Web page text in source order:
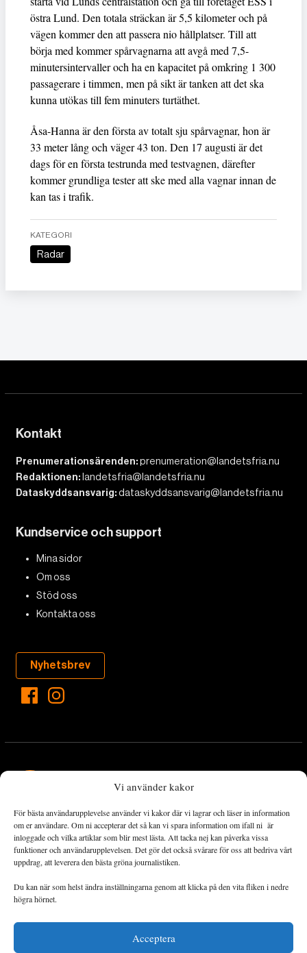
Vi använder kakor
För bästa användarupplevelse använder vi kakor där vi lagrar och läser in information
om er användare. Om ni accepterar det så kan vi spara information om ifall ni är
inloggade och vilka artiklar som blir mest lästa. Att tacka nej kan påverka vissa
funktioner och användarupplevelsen. Det gör det också svårare för oss att bedriva vårt
uppdrag, att leverera den bästa gröna journalistiken.
Du kan när som helst ändra inställningarna genom att klicka på den vita fliken i nedre
högra hörnet.
Acceptera
östra Lund. Den totala sträckan är 5,5 kilometer och på
vägen kommer den att passera nio hållplatser. Till att
börja med kommer spårvagnarna att avgå med 7,5-
minutersintervaller och ha en kapacitet på omkring 1 300
passagerare i timmen, men på sikt är tanken att det ska
kunna utökas till fem minuters turtäthet.
Åsa-Hanna är den första av totalt sju spårvagnar, hon är
33 meter lång och väger 43 ton. Den 17 augusti är det
dags för en första testrunda med testvagnen, därefter
kommer grundliga tester att ske med alla vagnar innan de
kan tas i trafik.
KATEGORI
Radar
Kontakt
Prenumerationsärenden:prenumeration@landetsfria.nu
Redaktionen: landetsfria@landetsfria.nu
Dataskyddsansvarig:dataskyddsansvarig@landetsfria.nu
Kundservice och support
Mina sidor
Om oss
Stöd oss
Kontakta oss
Nyhetsbrev
Landets Fria Tidning är en nyhetstidning med bred bevakning av
det viktigaste som händer lokalt och globalt och med fokus på
omställningsrörelsen. En omställning till ett hållbart samhälle går
både via starka och lika rättigheter för alla människor, minskade
ekonomiska och sociala klyftor, samt utrymme för allt levande att
utvecklas och frodas.